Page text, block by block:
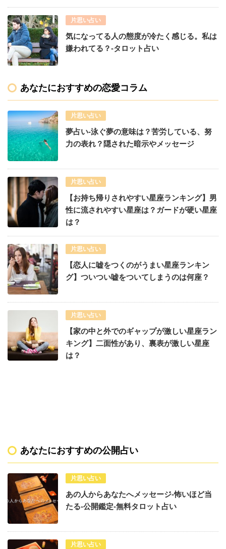
片思い占い
気になってる人の態度が冷たく感じる。私は
嫌われてる？-タロット占い
あなたにおすすめの恋愛コラム
片思い占い
夢占い-泳ぐ夢の意味は？苦労している、努
力の表れ？隠された暗示やメッセージ
片思い占い
【お持ち帰りされやすい星座ランキング】男
性に流されやすい星座は？ガードが硬い星座
は？
片思い占い
【恋人に嘘をつくのがうまい星座ランキン
グ】ついつい嘘をついてしまうのは何座？
片思い占い
【家の中と外でのギャップが激しい星座ラン
キング】二面性があり、裏表が激しい星座
は？
あなたにおすすめの公開占い
片思い占い
あの人からあなたへメッセージ-怖いほど当
たる-公開鑑定-無料タロット占い
片思い占い